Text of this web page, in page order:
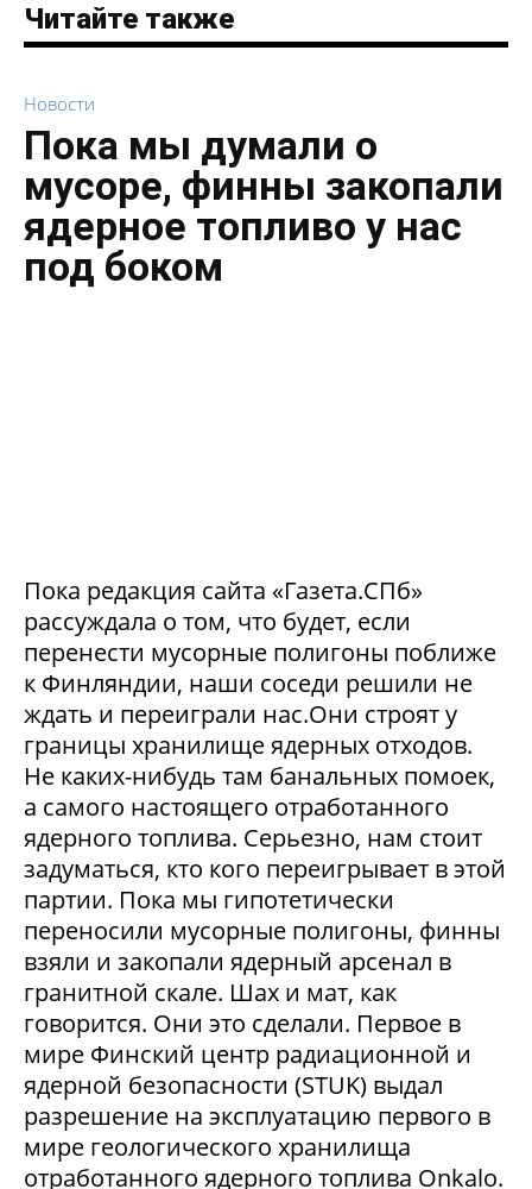
Читайте также
Новости
Пока мы думали о
мусоре, финны закопали
ядерное топливо у нас
под боком
Пока редакция сайта «Газета.СПб»
рассуждала о том, что будет, если
перенести мусорные полигоны поближе
к Финляндии, наши соседи решили не
ждать и переиграли нас.Они строят у
границы хранилище ядерных отходов.
Не каких-нибудь там банальных помоек,
а самого настоящего отработанного
ядерного топлива. Серьезно, нам стоит
задуматься, кто кого переигрывает в этой
партии. Пока мы гипотетически
переносили мусорные полигоны, финны
взяли и закопали ядерный арсенал в
гранитной скале. Шах и мат, как
говорится. Они это сделали. Первое в
мире Финский центр радиационной и
ядерной безопасности (STUK) выдал
разрешение на эксплуатацию первого в
мире геологического хранилища
отработанного ядерного топлива Onkalo.